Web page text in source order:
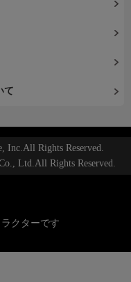
て
Rights Reserved.
Ltd.All Rights Reserved.
クターです